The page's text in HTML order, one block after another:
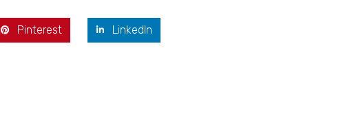
Pinterest LinkedIn